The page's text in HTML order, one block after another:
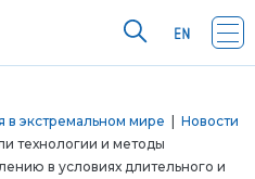
в экстремальном мире
Новости
технологии и методы
в условиях длительного и